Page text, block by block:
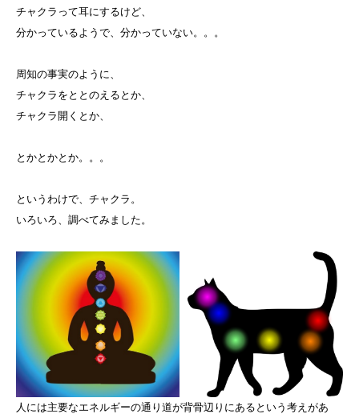
チャクラって耳にするけど、
分かっているようで、分かっていない。。。
周知の事実のように、
チャクラをととのえるとか、
チャクラ開くとか、
とかとかとか。。。
というわけで、チャクラ。
いろいろ、調べてみました。
人には主要なエネルギーの通り道が背骨辺りにあるという考えがあ